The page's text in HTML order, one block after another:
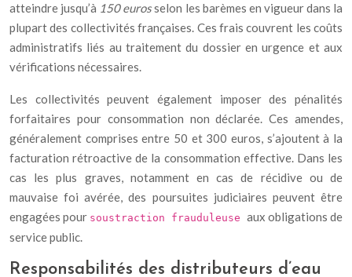
atteindre jusqu’à 150 eurosselon les barèmes en vigueur dans la
plupart des collectivités françaises. Ces frais couvrent les coûts
administratifs liés au traitement du dossier en urgence et aux
vérifications nécessaires.
Les collectivités peuvent également imposer des pénalités
forfaitaires pour consommation non déclarée. Ces amendes,
généralement comprises entre 50 et 300 euros, s’ajoutent à la
facturation rétroactive de la consommation effective. Dans les
cas les plus graves, notamment en cas de récidive ou de
mauvaise foi avérée, des poursuites judiciaires peuvent être
engagées pour soustraction frauduleuse aux obligations de
service public.
Responsabilités des distributeurs d’eau